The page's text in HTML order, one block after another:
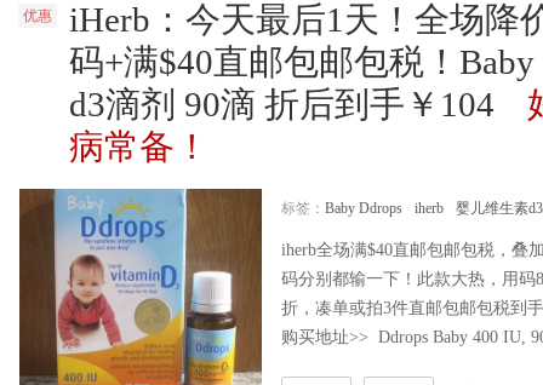
优惠
iHerb：今天最后1天！全场降
码+满$40直邮包邮包税！
d3滴剂 90滴 折后到手￥104
病常备！
标签： Baby Ddrops iherb 婴儿维生素d3
iherb全场满$40直邮包邮包税，叠
码分别都输一下！此款大热，用码
折，凑单或拍3件直邮包邮包税到
购买地址>> Ddrops Baby 400 IU,